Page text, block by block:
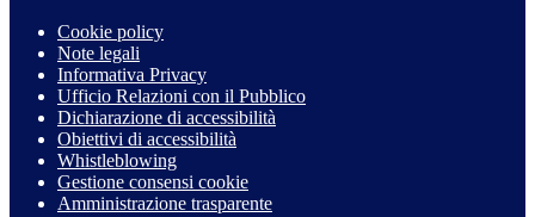
Cookie policy
Note legali
Informativa Privacy
Ufficio Relazioni con il Pubblico
Dichiarazione di accessibilità
Obiettivi di accessibilità
Whistleblowing
Gestione consensi cookie
Amministrazione trasparente